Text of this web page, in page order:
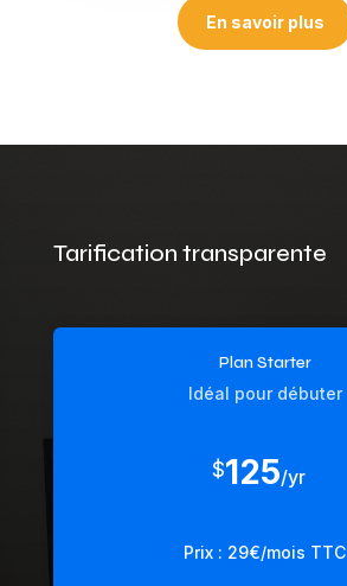
En savoir plus
Tarification transparente
Plan Starter
Idéal pour débuter
$125/yr
Prix : 29€/mois TTC